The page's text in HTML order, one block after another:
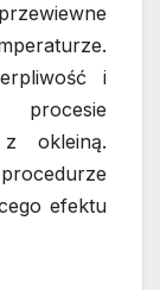
i
procesie
okleiną.
efektu